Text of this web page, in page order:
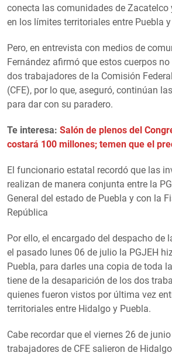
conecta las comunidades de Zacatelco
en los límites territoriales entre Puebla
Pero, en entrevista con medios de
Fernández afirmó que estos cuerpos
dos trabajadores de la Comisión
(CFE), por lo que, aseguró, continúan
para dar con su paradero.
Te interesa: Salón de plenos del
costará 100 millones; temen que el
El funcionario estatal recordó que las
realizan de manera conjunta entre la
General del estado de Puebla y con la
República
Por ello, el encargado del despacho de
el pasado lunes 06 de julio la PGJEH
Puebla, para darles una copia de toda
tiene de la desaparición de los dos
quienes fueron vistos por última vez
territoriales entre Hidalgo y Puebla.
Cabe recordar que el viernes 26 de
trabajadores de CFE salieron de